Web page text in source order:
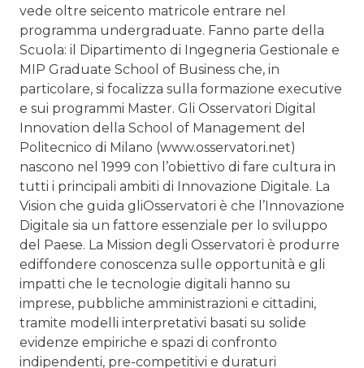
vede oltre seicento matricole entrare nel
programma undergraduate. Fanno parte della
Scuola: il Dipartimento di Ingegneria Gestionale e
MIP Graduate School of Business che, in
particolare, si focalizza sulla formazione executive
e sui programmi Master. Gli Osservatori Digital
Innovation della School of Management del
Politecnico di Milano (www.osservatori.net)
nascono nel 1999 con l’obiettivo di fare cultura in
tutti i principali ambiti di Innovazione Digitale. La
Vision che guida gliOsservatori è che l’Innovazione
Digitale sia un fattore essenziale per lo sviluppo
del Paese. La Mission degli Osservatori è produrre
ediffondere conoscenza sulle opportunità e gli
impatti che le tecnologie digitali hanno su
imprese, pubbliche amministrazioni e cittadini,
tramite modelli interpretativi basati su solide
evidenze empiriche e spazi di confronto
indipendenti, pre-competitivi e duraturi